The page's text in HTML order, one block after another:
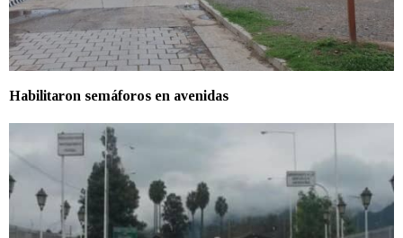
Habilitaron semáforos en avenidas